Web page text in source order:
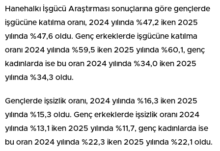
Hanehalkı İşgücü Araştırması sonuçlarına göre gençlerde
işgücüne katılma oranı, 2024 yılında %47,2 iken 2025
yılında %47,6 oldu. Genç erkeklerde işgücüne katılma
oranı 2024 yılında %59,5 iken 2025 yılında %60,1, genç
kadınlarda ise bu oran 2024 yılında %34,0 iken 2025
yılında %34,3 oldu.
Gençlerde işsizlik oranı, 2024 yılında %16,3 iken 2025
yılında %15,3 oldu. Genç erkeklerde işsizlik oranı 2024
yılında %13,1 iken 2025 yılında %11,7, genç kadınlarda ise
bu oran 2024 yılında %22,3 iken 2025 yılında %22,1 oldu.